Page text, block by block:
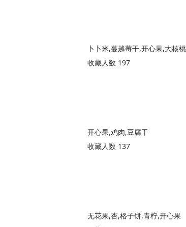
卜卜米,蔓越莓干,开心果,大核
收藏人数 197
开心果,鸡肉,豆腐干
收藏人数 137
无花果,杏,格子饼,青柠,开心果